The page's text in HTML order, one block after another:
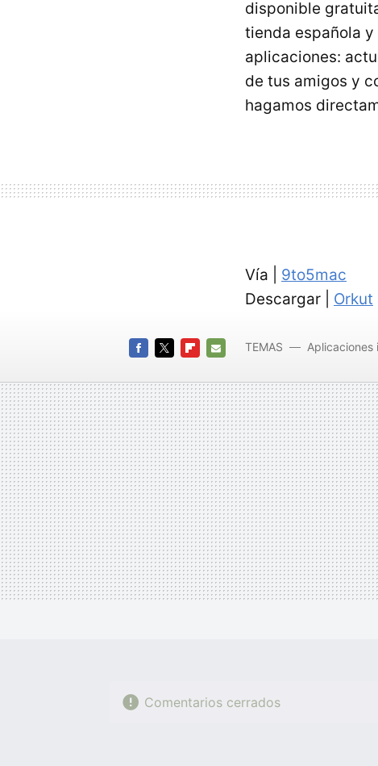
disponible
tienda española
aplicaciones:
de tus amigos y
hagamos
Vía | 9to5mac
Descargar | Orkut
MAIL
TEMAS Aplicaciones
Comentarios cerrados